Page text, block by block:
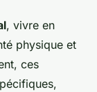
, vivre en
physique et
ces